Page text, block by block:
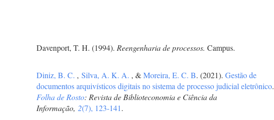
Davenport, T. H. (1994).Reengenharia de processos.Campus.
Diniz, B. C. ,Silva, A. K. A. , &Moreira, E. C. B. (2021).Gestão de
documentos arquivísticos digitais no sistema de processo judicial eletrônico.
Folha de Rosto: Revista de Biblioteconomia e Ciência da
Informação,2(7), 123-141.